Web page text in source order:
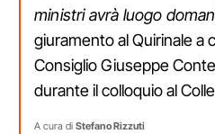
ministri avrà luogo
giuramento al Quirinale a
Consiglio Giuseppe
durante il colloquio al
A cura di Stefano Rizzuti